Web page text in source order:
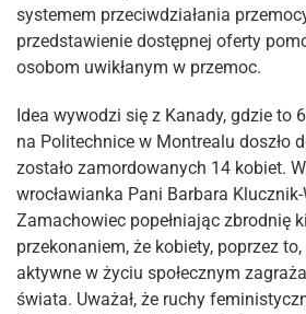
systemem przeciwdziałania
przedstawienie dostępnej oferty
osobom uwikłanym w przemoc.
Idea wywodzi się z Kanady, gdzie to
na Politechnice w Montrealu doszło
zostało zamordowanych 14 kobiet.
wrocławianka Pani Barbara
Zamachowiec popełniając zbrodnię
przekonaniem, że kobiety, poprzez to,
aktywne w życiu społecznym
świata. Uważał, że ruchy